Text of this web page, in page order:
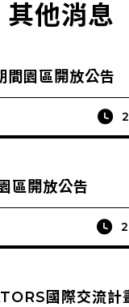
其他消息
間園區開放公告
區開放公告
國際交流計